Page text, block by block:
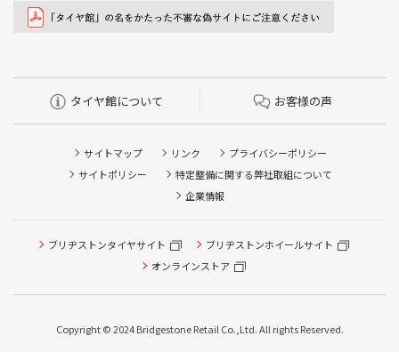
タイヤ館について お客様の声
サイトマップ リンク
プライバシーポリシー
サイトポリシー
特定整備に関する弊社取組について
企業情報
ブリヂストンタイヤサイト
ブリヂストンホイールサイト
オンラインストア
Copyright © 2024 Bridgestone Retail Co.,Ltd. All rights Reserved.
タイヤ点検・安全点検/タイヤ履き替え/オイル交換/その他
ピット作業の予約
本日のタイヤ履き替え順番待ち予約 ※クローク契約会員の